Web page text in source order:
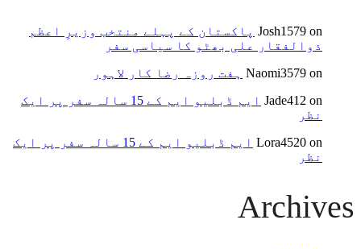
Josh1579 on
پاکستان کے پہلے منتخب وزیرِ اعظم
ذوالفقار علی بھٹو کا سیاسی سفر
Naomi3579 on
ہفت روزہ رضا کار لاہور
Jade412 on
ایم ڈبلیو ایم کے 15 سالہ سفر پر ایک
نظر
Lora4520 on
ایم ڈبلیو ایم کے 15 سالہ سفر پر ایک
نظر
Archives